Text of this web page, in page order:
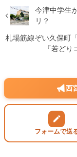
今津中学生
リ？
札場筋線ぞい久保町
『若ど
西
フォームで送